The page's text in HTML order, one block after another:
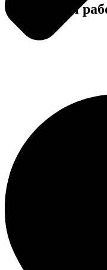
Примеры